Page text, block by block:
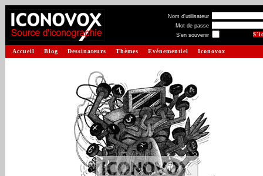
Nom d'utilisateur
Mot de passe
S'en souvenir
Accueil Blog Dessinateurs Thèmes Evénementiel Iconovox